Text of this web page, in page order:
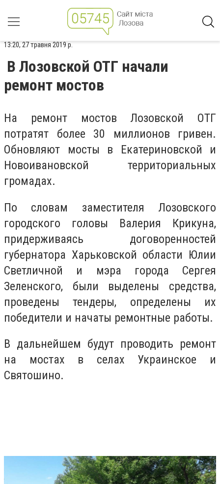
13:20, 27 травня 2019 р.
В Лозовской ОТГ начали
ремонт мостов
На ремонт мостов Лозовской ОТГ
потратят более 30 миллионов гривен.
Обновляют мосты в Екатериновской и
Новоивановской территориальных
громадах.
По словам заместителя Лозовского
городского головы Валерия Крикуна,
придерживаясь договоренностей
губернатора Харьковской области Юлии
Светличной и мэра города Сергея
Зеленского, были выделены средства,
проведены тендеры, определены их
победители и начаты ремонтные работы.
В дальнейшем будут проводить ремонт
на мостах в селах Украинское и
Святошино.